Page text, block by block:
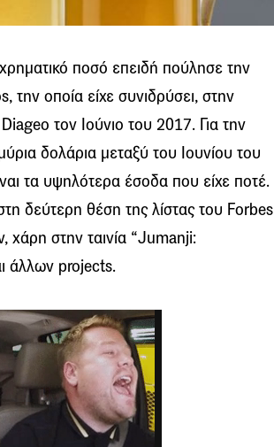
ποσό επειδή πούλησε την
την οποία είχε συνιδρύσει, στην
τον Ιούνιο του 2017. Για την
δολάρια μεταξύ του Ιουνίου του
τα υψηλότερα έσοδα που είχε ποτέ.
δεύτερη θέση της λίστας του Forbes
στην ταινία “Jumanji:
άλλων projects.